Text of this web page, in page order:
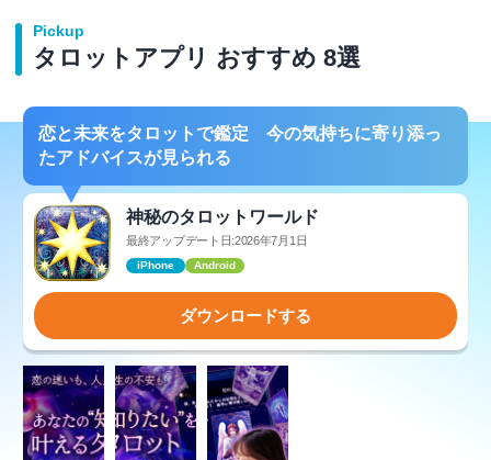
Pickup
タロットアプリ おすすめ 8選
恋と未来をタロットで鑑定 今の気持ちに寄り添っ
たアドバイスが見られる
神秘のタロットワールド
最終アップデート日:2026年7月1日
iPhone Android
ダウンロードする